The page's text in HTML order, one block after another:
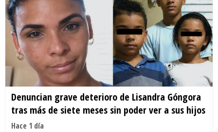
Denuncian grave deterioro de Lisandra Góngora
tras más de siete meses sin poder ver a sus hijos
Hace 1 día